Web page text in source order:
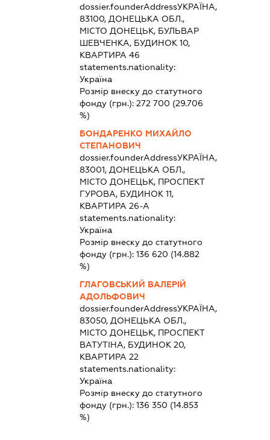
dossier.founderAddressУКРАЇНА,
83100, ДОНЕЦЬКА ОБЛ.,
МІСТО ДОНЕЦЬК, БУЛЬВАР
ШЕВЧЕНКА, БУДИНОК 10,
КВАРТИРА 46
statements.nationality:
Україна
Розмір внеску до статутного
фонду (грн.): 272 700 (29.706
%)
БОНДАРЕНКО МИХАЙЛО
СТЕПАНОВИЧ
dossier.founderAddressУКРАЇНА,
83001, ДОНЕЦЬКА ОБЛ.,
МІСТО ДОНЕЦЬК, ПРОСПЕКТ
ГУРОВА, БУДИНОК 11,
КВАРТИРА 26-А
statements.nationality:
Україна
Розмір внеску до статутного
фонду (грн.): 136 620 (14.882
%)
ГЛАГОВСЬКИЙ ВАЛЕРІЙ
АДОЛЬФОВИЧ
dossier.founderAddressУКРАЇНА,
83050, ДОНЕЦЬКА ОБЛ.,
МІСТО ДОНЕЦЬК, ПРОСПЕКТ
ВАТУТІНА, БУДИНОК 20,
КВАРТИРА 22
statements.nationality:
Україна
Розмір внеску до статутного
фонду (грн.): 136 350 (14.853
%)